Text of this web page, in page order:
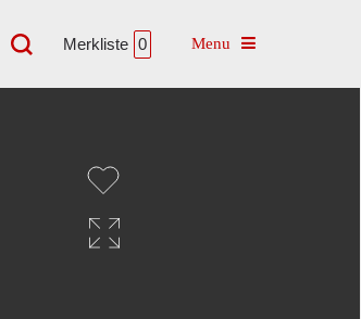
Merkliste 0 Toggle navigation